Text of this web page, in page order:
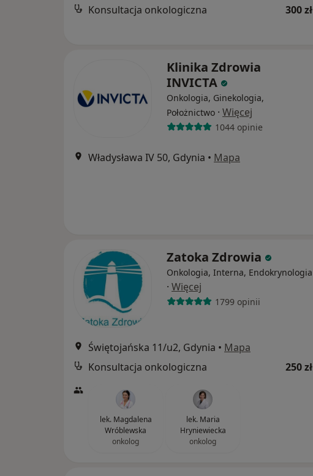
Konsultacja onkologiczna 300 zł
Klinika Zdrowia
INVICTA
Onkologia, Ginekologia,
Położnictwo · Więcej
1044 opinie
Władysława IV 50, Gdynia • Mapa
Zatoka Zdrowia
Onkologia, Interna, Endokrynologia
· Więcej
1799 opinii
Świętojańska 11/u2, Gdynia • Mapa
Konsultacja onkologiczna
250 zł
lek. Magdalena
Wróblewska
onkolog
lek. Maria
Hryniewiecka
onkolog